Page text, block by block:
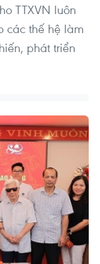
TTXVN luôn
các thế hệ làm
phát triển